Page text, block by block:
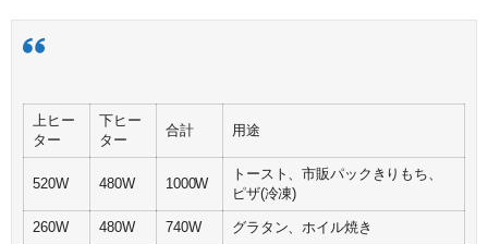
上ヒー
ター
下ヒー
ター
合計 用途
520W 480W 1000W
トースト、市販パックきりもち、
ピザ(冷凍)
260W 480W 740W グラタン、ホイル焼き